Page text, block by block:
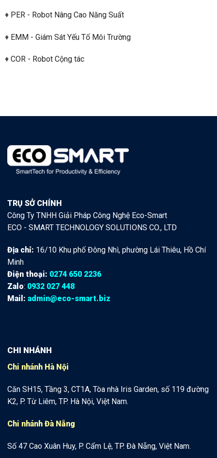
♦ PER - Robot Nâng Cao Năng Suất
♦ EMM - Giám Sát Yếu Tố Môi Trường
♦ COR - Robot Cộng tác
TRỤ SỞ CHÍNH
Công Ty TNHH Giải Pháp Công Nghệ Eco-Smart
ECO - SMART TECHNOLOGY SOLUTIONS CO., LTD
Địa chỉ: 16/10 Khu phố Đông Nhì, phường Lái Thiêu, Hồ Chí
Minh
Điện thoại: 0274 650 2236
Zalo: 0932 027 448
Mail: admin@eco-smart.biz
CHI NHÁNH
Chi nhánh Hà Nội
Căn SH15, Tầng 3, CT1A, Tòa nhà Iris Garden, số 119 đường
K2, P. Từ Liêm, TP. Hà Nội, Việt Nam.
Chi nhánh Đà Nẵng
Số 47 Cao Xuân Huy, P. Cẩm Lệ, TP. Đà Nẵng, Việt Nam.